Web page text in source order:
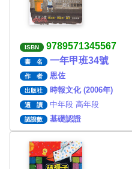
ISBN 9789571345567
書 名 一年甲班34號
作 者 恩佐
出版社 時報文化 (2006年)
適 讀 中年段 高年段
認證數 基礎認證